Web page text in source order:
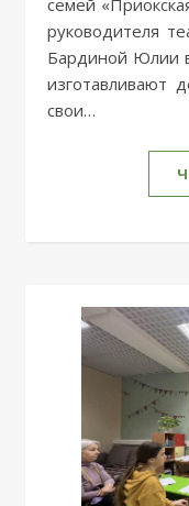
семей
руководителя
Бардиной Юлии
изготавливают
свои…